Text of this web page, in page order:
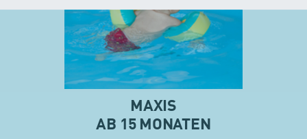
MAXIS
AB 15 MONATEN